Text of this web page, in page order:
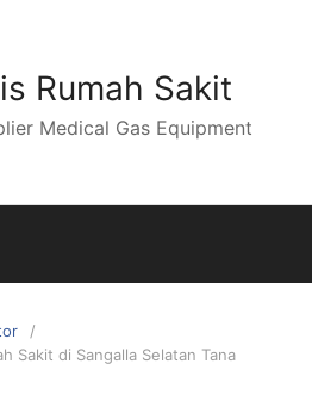
Rumah Sakit
Medical Gas Equipment
Sakit di Sangalla Selatan Tana